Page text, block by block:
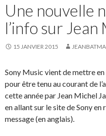
Une nouvelle
l’info sur
15 JANVIER 2015
Sony Music vient de mettre en
pour être tenu au courant de
cette année par Jean Michel
en allant sur le site de Sony
message (en anglais).